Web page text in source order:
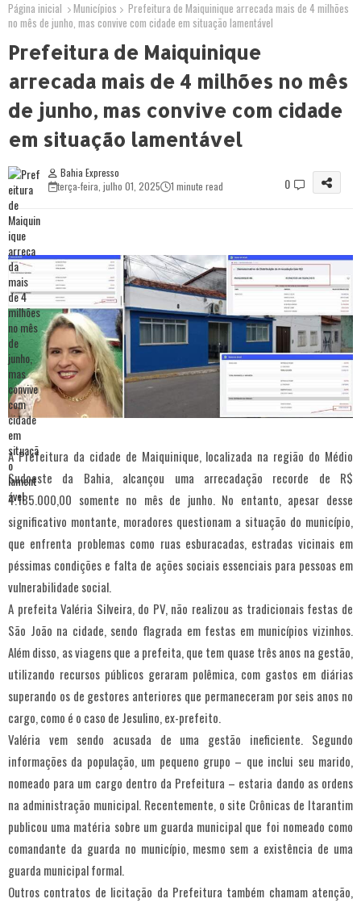
Página inicial Municípios
Prefeitura de Maiquinique arrecada mais de 4 milhões
no mês de junho, mas convive com cidade em situação lamentável
Prefeitura de Maiquinique
arrecada mais de 4 milhões no mês
de junho, mas convive com cidade
em situação lamentável
Bahia Expresso
terça-feira, julho 01, 2025
1 minute read 0
A Prefeitura da cidade de Maiquinique, localizada na região do Médio
Sudoeste da Bahia, alcançou uma arrecadação recorde de R$
4.185.000,00 somente no mês de junho. No entanto, apesar desse
significativo montante, moradores questionam a situação do município,
que enfrenta problemas como ruas esburacadas, estradas vicinais em
péssimas condições e falta de ações sociais essenciais para pessoas em
vulnerabilidade social.
A prefeita Valéria Silveira, do PV, não realizou as tradicionais festas de
São João na cidade, sendo flagrada em festas em municípios vizinhos.
Além disso, as viagens que a prefeita, que tem quase três anos na gestão,
utilizando recursos públicos geraram polêmica, com gastos em diárias
superando os de gestores anteriores que permaneceram por seis anos no
cargo, como é o caso de Jesulino, ex-prefeito.
Valéria vem sendo acusada de uma gestão ineficiente. Segundo
informações da população, um pequeno grupo – que inclui seu marido,
nomeado para um cargo dentro da Prefeitura – estaria dando as ordens
na administração municipal. Recentemente, o site Crônicas de Itarantim
publicou uma matéria sobre um guarda municipal que foi nomeado como
comandante da guarda no município, mesmo sem a existência de uma
guarda municipal formal.
Outros contratos de licitação da Prefeitura também chamam atenção,